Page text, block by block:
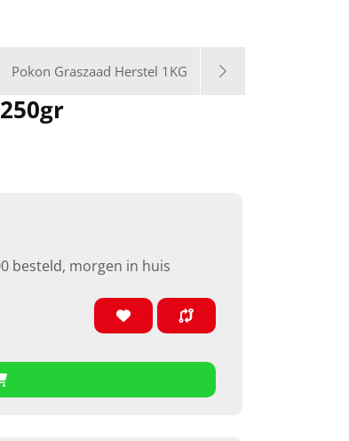
Pokon Graszaad Herstel 1KG
besteld, morgen in huis